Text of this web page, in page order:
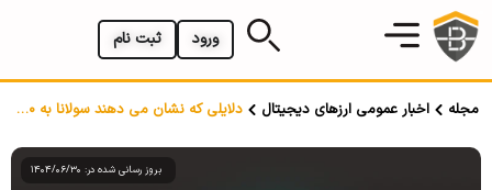
ثبت نام ورود
مجله اخبار عمومی ارزهای دیجیتال دلایلی که نشان می دهند سولانا به 1000 دلار خواهد رسید
بروز رسانی شده در: 1404/06/30